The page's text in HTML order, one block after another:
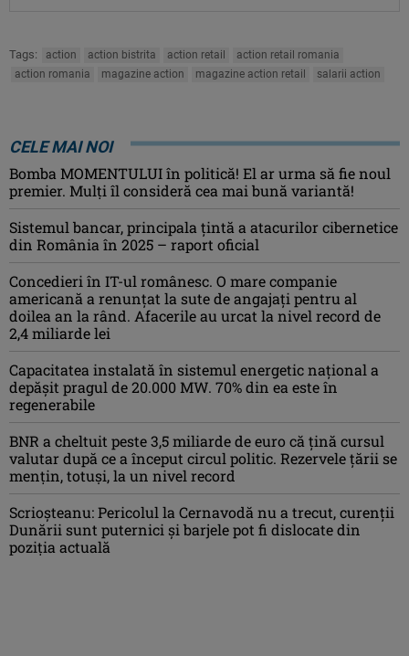
Tags: action action bistrita action retail
action retail romania
action romania
magazine action magazine action retail salarii action
CELE MAI NOI
Bomba MOMENTULUI în politică! El ar urma să fie noul
premier. Mulți îl consideră cea mai bună variantă!
Sistemul bancar, principala țintă a atacurilor cibernetice
din România în 2025 – raport oficial
Concedieri în IT-ul românesc. O mare companie
americană a renunțat la sute de angajați pentru al
doilea an la rând. Afacerile au urcat la nivel record de
2,4 miliarde lei
Capacitatea instalată în sistemul energetic național a
depășit pragul de 20.000 MW. 70% din ea este în
regenerabile
BNR a cheltuit peste 3,5 miliarde de euro că țină cursul
valutar după ce a început circul politic. Rezervele țării se
mențin, totuși, la un nivel record
Scrioșteanu: Pericolul la Cernavodă nu a trecut, curenţii
Dunării sunt puternici şi barjele pot fi dislocate din
poziţia actuală